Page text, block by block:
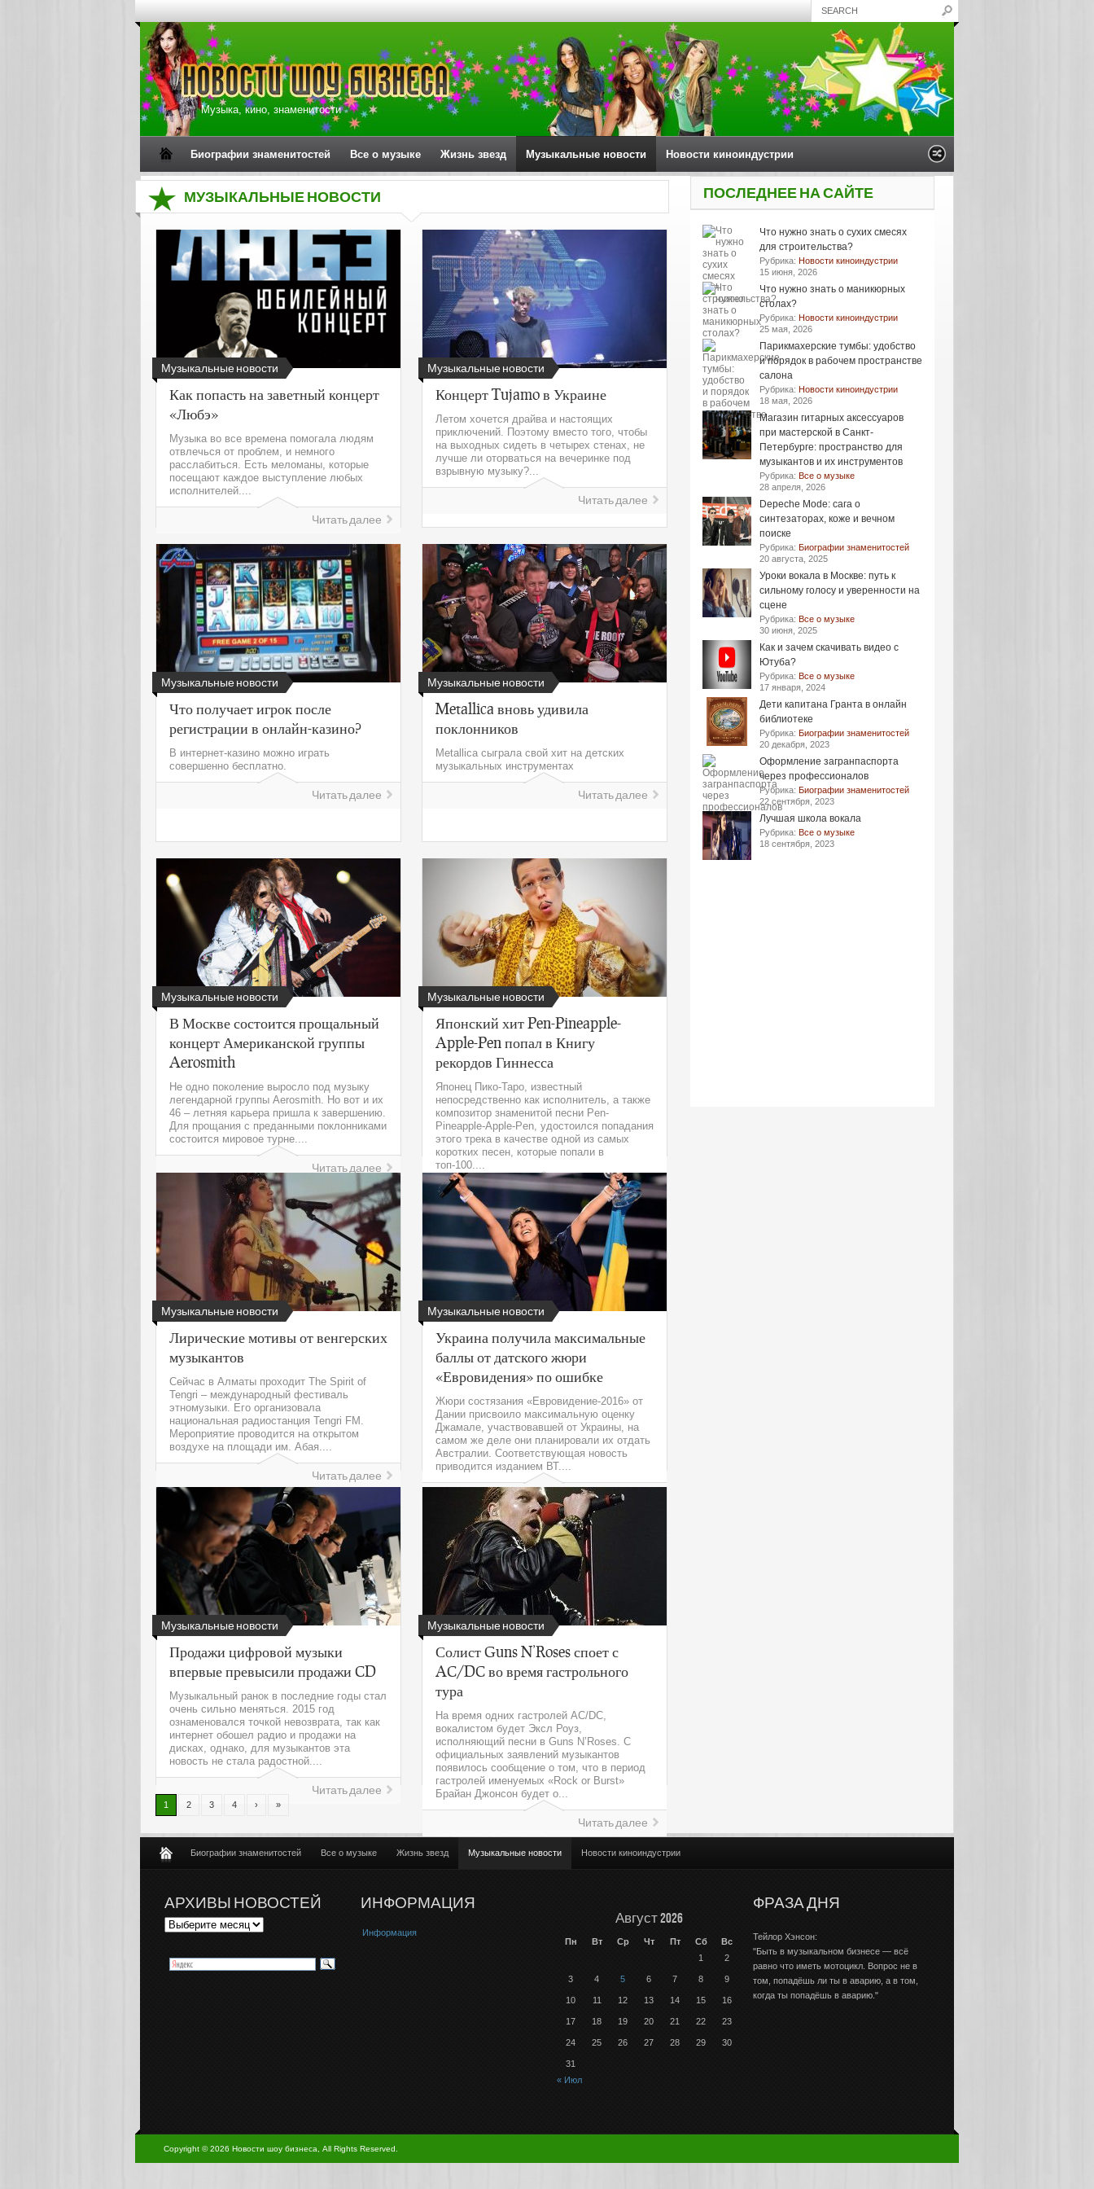
Музыка, кино, знаменитости
Биографии знаменитостей Все о музыке Жизнь звезд Музыкальные новости Новости киноиндустрии
МУЗЫКАЛЬНЫЕ НОВОСТИ
Музыкальные новости
Как попасть на заветный концерт
«Любэ»
Музыка во все времена помогала людям
отвлечься от проблем, и немного
расслабиться. Есть меломаны, которые
посещают каждое выступление любых
исполнителей....
Читать далее
Музыкальные новости
Концерт Tujamo в Украине
Летом хочется драйва и настоящих
приключений. Поэтому вместо того, чтобы
на выходных сидеть в четырех стенах, не
лучше ли оторваться на вечеринке под
взрывную музыку?...
Читать далее
Музыкальные новости
Что получает игрок после
регистрации в онлайн-казино?
В интернет-казино можно играть
совершенно бесплатно.
Читать далее
Музыкальные новости
Metallica вновь удивила
поклонников
Metallica сыграла свой хит на детских
музыкальных инструментах
Читать далее
Музыкальные новости
В Москве состоится прощальный
концерт Американской группы
Aerosmith
Не одно поколение выросло под музыку
легендарной группы Aerosmith. Но вот и их
46 – летняя карьера пришла к завершению.
Для прощания с преданными поклонниками
состоится мировое турне....
Читать далее
Музыкальные новости
Японский хит Pen-Pineapple-
Apple-Pen попал в Книгу
рекордов Гиннесса
Японец Пико-Таро, известный
непосредственно как исполнитель, а также
композитор знаменитой песни Pen-
Pineapple-Apple-Pen, удостоился попадания
этого трека в качестве одной из самых
коротких песен, которые попали в
топ-100....
Читать далее
Музыкальные новости
Лирические мотивы от венгерских
музыкантов
Сейчас в Алматы проходит The Spirit of
Tengri – международный фестиваль
этномузыки. Его организовала
национальная радиостанция Tengri FM.
Мероприятие проводится на открытом
воздухе на площади им. Абая....
Читать далее
Музыкальные новости
Украина получила максимальные
баллы от датского жюри
«Евровидения» по ошибке
Жюри состязания «Евровидение-2016» от
Дании присвоило максимальную оценку
Джамале, участвовавшей от Украины, на
самом же деле они планировали их отдать
Австралии. Соответствующая новость
приводится изданием ВТ....
Читать далее
Музыкальные новости
Продажи цифровой музыки
впервые превысили продажи CD
Музыкальный ранок в последние годы стал
очень сильно меняться. 2015 год
ознаменовался точкой невозврата, так как
интернет обошел радио и продажи на
дисках, однако, для музыкантов эта
новость не стала радостной....
Читать далее
Музыкальные новости
Солист Guns N’Roses споет с
AC/DC во время гастрольного
тура
На время одних гастролей AC/DC,
вокалистом будет Эксл Роуз,
исполняющий песни в Guns N’Roses. С
официальных заявлений музыкантов
появилось сообщение о том, что в период
гастролей именуемых «Rock or Burst»
Брайан Джонсон будет о...
Читать далее
1 2 3 4 › »
ПОСЛЕДНЕЕ НА САЙТЕ
Что нужно знать о сухих смесях
для строительства?
Рубрика: Новости киноиндустрии
15 июня, 2026
Что нужно знать о маникюрных
столах?
Рубрика: Новости киноиндустрии
25 мая, 2026
Парикмахерские тумбы: удобство
и порядок в рабочем пространстве
салона
Рубрика: Новости киноиндустрии
18 мая, 2026
Магазин гитарных аксессуаров
при мастерской в Санкт-
Петербурге: пространство для
музыкантов и их инструментов
Рубрика: Все о музыке
28 апреля, 2026
Depeche Mode: сага о
синтезаторах, коже и вечном
поиске
Рубрика: Биографии знаменитостей
20 августа, 2025
Уроки вокала в Москве: путь к
сильному голосу и уверенности на
сцене
Рубрика: Все о музыке
30 июня, 2025
Как и зачем скачивать видео с
Ютуба?
Рубрика: Все о музыке
17 января, 2024
Дети капитана Гранта в онлайн
библиотеке
Рубрика: Биографии знаменитостей
20 декабря, 2023
Оформление загранпаспорта
через профессионалов
Рубрика: Биографии знаменитостей
22 сентября, 2023
Лучшая школа вокала
Рубрика: Все о музыке
18 сентября, 2023
Биографии знаменитостей Все о музыке Жизнь звезд Музыкальные новости Новости киноиндустрии
АРХИВЫ НОВОСТЕЙ ИНФОРМАЦИЯ
Информация
Август 2026
Пн Вт Ср Чт Пт Сб
Вс
1
2
3 4 5 6 7 8 9
10 11 12 13 14 15 16
17 18 19 20 21 22 23
24 25 26 27 28 29 30
31
« Июл
ФРАЗА ДНЯ
Тейлор Хэнсон:
"Быть в музыкальном бизнесе — всё
равно что иметь мотоцикл. Вопрос не в
том, попадёшь ли ты в аварию, а в том,
когда ты попадёшь в аварию."
Copyright © 2026 Новости шоу бизнеса, All Rights Reserved.